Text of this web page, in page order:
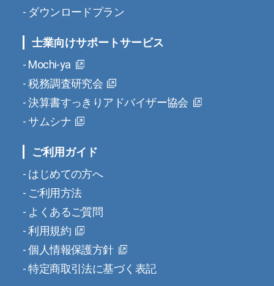
ダウンロードプラン
士業向けサポートサービス
Mochi-ya
税務調査研究会
決算書すっきりアドバイザー協会
サムシナ
ご利用ガイド
はじめての方へ
ご利用方法
よくあるご質問
利用規約
個人情報保護方針
特定商取引法に基づく表記